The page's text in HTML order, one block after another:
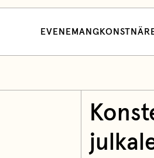
EVENEMANG